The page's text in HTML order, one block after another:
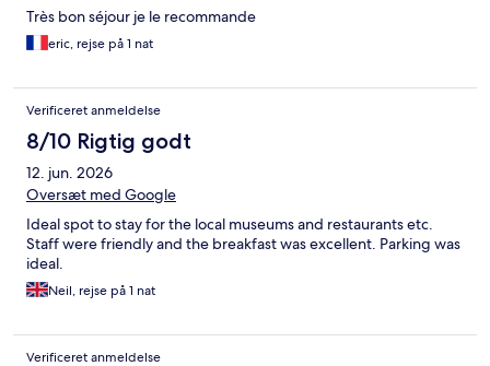
Très bon séjour je le recommande
eric, rejse på 1 nat
Verificeret anmeldelse
8/10 Rigtig godt
12. jun. 2026
Oversæt med Google
Ideal spot to stay for the local museums and restaurants etc.
Staff were friendly and the breakfast was excellent. Parking was
ideal.
Neil, rejse på 1 nat
Verificeret anmeldelse